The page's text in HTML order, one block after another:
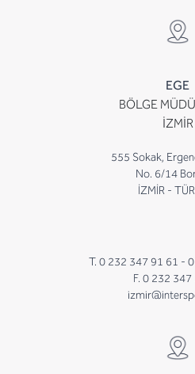
EGE
BÖLGE
İZMİR
555 Sokak,
No. 6/14
İZMİR -
T. 0 232 347 91 61 -
F. 0 232 347